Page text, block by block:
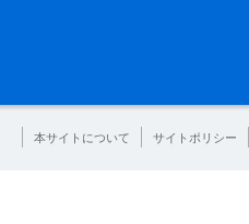
本サイトについて サイトポリシー